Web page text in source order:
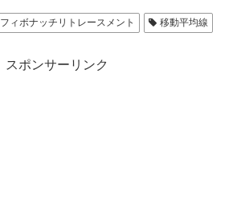
フィボナッチリトレースメント 移動平均線
スポンサーリンク